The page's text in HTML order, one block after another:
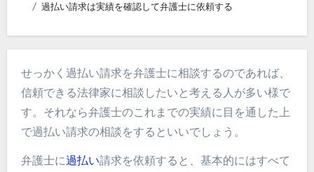
過払い請求は実績を確認して弁護士に依頼する
せっかく過払い請求を弁護士に相談するのであれば、
信頼できる法律家に相談したいと考える人が多い様で
す。それなら弁護士のこれまでの実績に目を通した上
で過払い請求の相談をするといいでしょう。
弁護士に過払い請求を依頼すると、基本的にはすべて